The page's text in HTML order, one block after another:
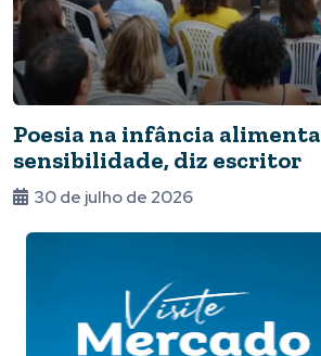
Poesia na infância alimenta
sensibilidade, diz escritor
30 de julho de 2026